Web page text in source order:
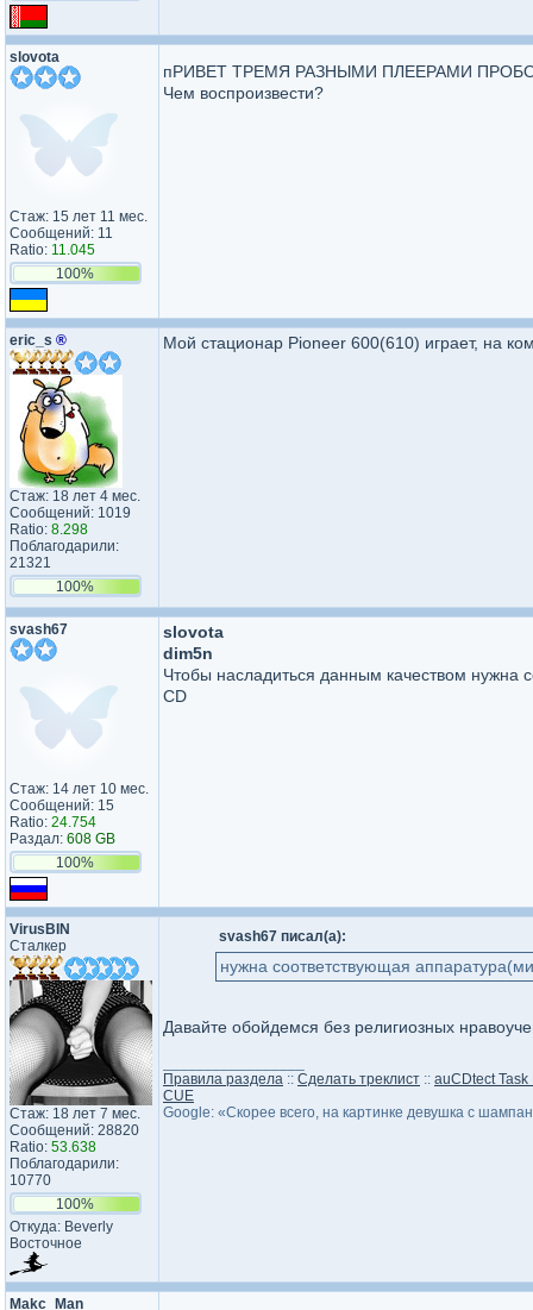
slovota
Стаж: 15 лет 11 мес.
Сообщений: 11
Ratio: 11.045
100%
пРИВЕТ ТРЕМЯ РАЗНЫМИ ПЛЕЕРАМИ
Чем воспроизвести?
eric_s ®
Стаж: 18 лет 4 мес.
Сообщений: 1019
Ratio: 8.298
Поблагодарили:
21321
100%
Мой стационар Pioneer 600(610) играет, на
svash67
Стаж: 14 лет 10 мес.
Сообщений: 15
Ratio: 24.754
Раздал: 608 GB
100%
slovota
dim5n
Чтобы насладиться данным качеством
CD
VirusBIN
Сталкер
Стаж: 18 лет 7 мес.
Сообщений: 28820
Ratio: 53.638
Поблагодарили:
10770
100%
Откуда: Beverly
Восточное
svash67 писал(а):
нужна соответствующая
Давайте обойдемся без религиозных
Правила раздела :: Сделать треклист :: auCDtect
CUE
Google: «Скорее всего, на картинке девушка с
Makc_Man